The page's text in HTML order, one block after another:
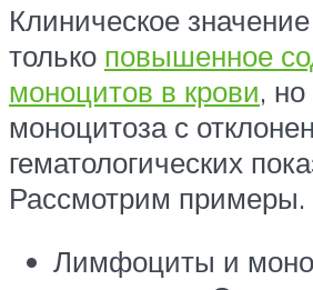
Клиническое
только повышенное
моноцитов в крови,
моноцитоза с
гематологических
Рассмотрим примеры.
Лимфоциты и